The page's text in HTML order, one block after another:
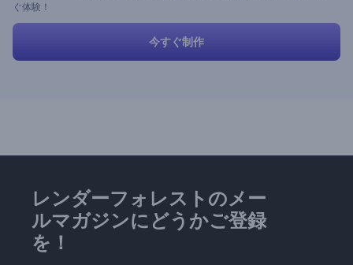
ぐ体験！
今すぐ制作
レンダーフォレストのメー
ルマガジンにどうかご登録
を！